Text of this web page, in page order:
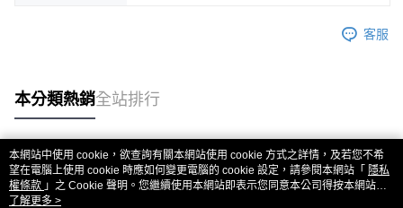
客服
本分類熱銷全站排行
熱門標籤
本網站中使用 cookie，欲查詢有關本網站使用 cookie 方式之詳情，及若您不希
望在電腦上使用 cookie 時應如何變更電腦的 cookie 設定，請參閱本網站「 隱私
權條款 」之 Cookie 聲明。您繼續使用本網站即表示您同意本公司得按本網站使
用條款之 Cookie 聲明使用 cookie。
了解更多 >